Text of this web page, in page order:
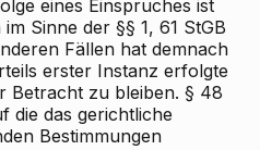
eines Einspruches ist
Sinne der §§ 1, 61 StGB
Fällen hat demnach
erster Instanz erfolgte
Betracht zu bleiben. § 48
die das gerichtliche
Bestimmungen